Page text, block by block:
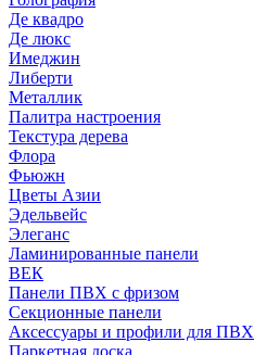
Де квадро
Де люкс
Имеджин
Либерти
Металлик
Палитра настроения
Текстура дерева
Флора
Фьюжн
Цветы Азии
Эдельвейс
Элеганс
Ламинированные панели
ВЕК
Панели ПВХ с фризом
Секционные панели
Аксессуары и профили для ПВХ
Паркетная доска